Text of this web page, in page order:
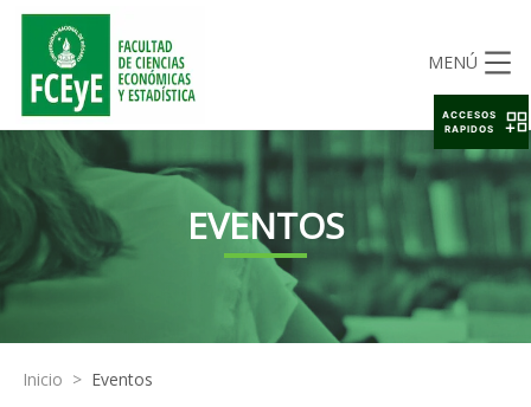
MENÚ
EVENTOS
Inicio > Eventos
ACCESOS
RAPIDOS